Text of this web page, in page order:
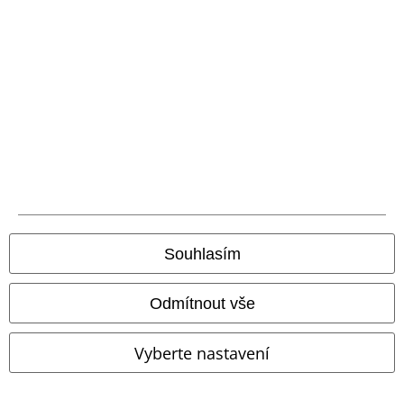
Souhlasím
Odmítnout vše
Vyberte nastavení
Vrácení zboží
Všeobecné informace o velikostech
Zrušit členství v BSC